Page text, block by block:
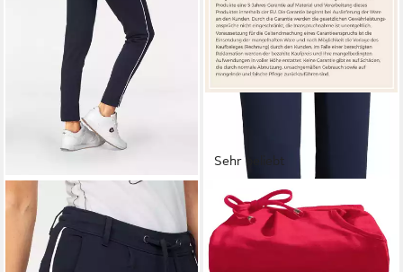
KANGAROOS
Jogger Pants mit seitlichem
Kontraststreifen
ab 31,99 € 38,99 €
Sehr beliebt
ERWIN MÜLLER
Jogginghose Damen-
Freizeithose, lang Uni
33,95 €